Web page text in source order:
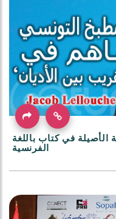
الأصيلة في كتاب باللغة
الفرنسية